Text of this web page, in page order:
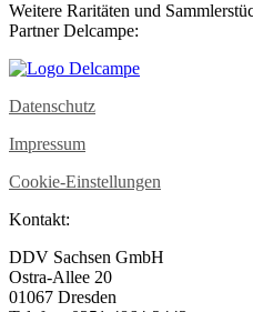
Weitere Raritäten und
Partner Delcampe:
Datenschutz
Impressum
Cookie-Einstellungen
Kontakt:
DDV Sachsen GmbH
Ostra-Allee 20
01067 Dresden